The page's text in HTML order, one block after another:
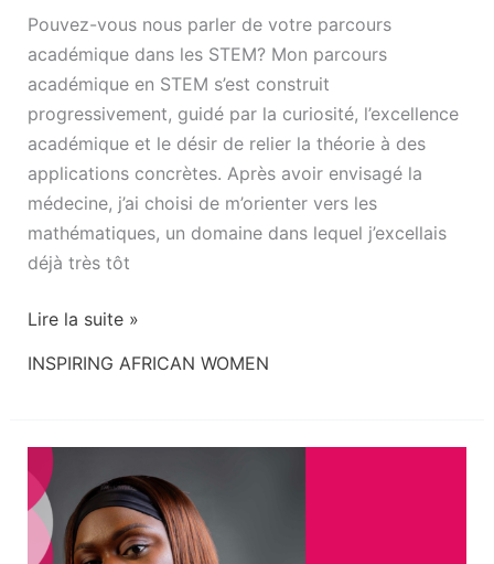
Pouvez-vous nous parler de votre parcours
académique dans les STEM? Mon parcours
académique en STEM s’est construit
progressivement, guidé par la curiosité, l’excellence
académique et le désir de relier la théorie à des
applications concrètes. Après avoir envisagé la
médecine, j’ai choisi de m’orienter vers les
mathématiques, un domaine dans lequel j’excellais
déjà très tôt
Lire la suite »
INSPIRING AFRICAN WOMEN
Martha
Agbornyenty:
building
the